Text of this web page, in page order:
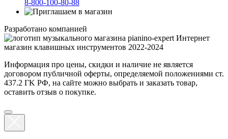
8-800-100-80-88
Разработано компанией
Интернет
магазин клавишных инструментов 2022-2024
Информация про цены, скидки и наличие не является
договором публичной оферты, определяемой положениями ст.
437.2 ГK РФ, на сайте можно выбрать и заказать товар,
оставить отзыв о покупке.